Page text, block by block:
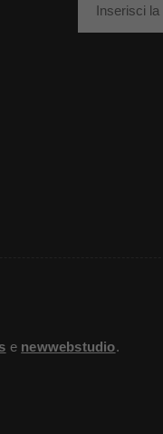
e newwebstudio.